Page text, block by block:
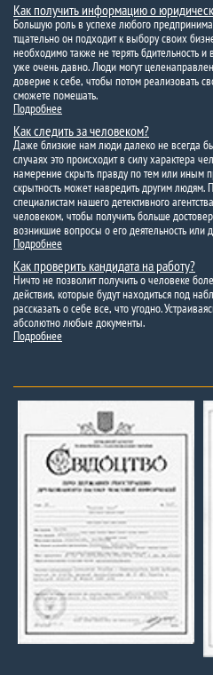
Как получить информацию о
Большую роль в успехе любого
тщательно он подходит к выбору своих
необходимо также не терять бдительность
уже очень давно. Люди могут
доверие к себе, чтобы потом реализовать
сможете помешать.
Подробнее
Как следить за человеком?
Даже близкие нам люди далеко не всегда
случаях это происходит в силу характера
намерение скрыть правду по тем или иным
скрытность может навредить другим людям.
специалистам нашего детективного
человеком, чтобы получить больше
возникшие вопросы о его деятельность или
Подробнее
Как проверить кандидата на работу?
Ничто не позволит получить о человеке
действия, которые будут находиться под
рассказать о себе все, что угодно.
абсолютно любые документы.
Подробнее